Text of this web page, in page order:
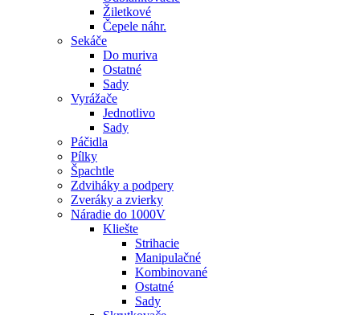
Žiletkové
Čepele náhr.
Sekáče
Do muriva
Ostatné
Sady
Vyrážače
Jednotlivo
Sady
Páčidla
Pílky
Špachtle
Zdviháky a podpery
Zveráky a zvierky
Náradie do 1000V
Kliešte
Strihacie
Manipulačné
Kombinované
Ostatné
Sady